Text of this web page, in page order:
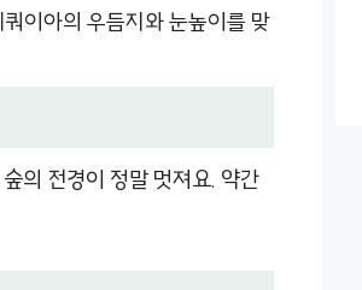
이아의 우듬지와 눈높이를 맞
의 전경이 정말 멋져요. 약간